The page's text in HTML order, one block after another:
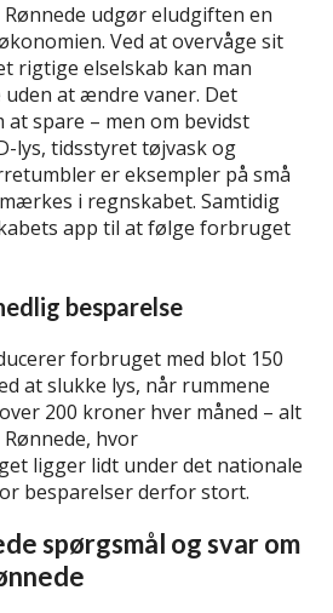
udgør eludgiften en
Ved at overvåge sit
rigtige elselskab kan man
at ændre vaner. Det
spare – men om bevidst
lys, tidsstyret tøjvask og
er eksempler på små
i regnskabet. Samtidig
app til at følge forbruget
besparelse
forbruget med blot 150
at slukke lys, når rummene
200 kroner hver måned – alt
hvor
ligger lidt under det nationale
besparelser derfor stort.
spørgsmål og svar om